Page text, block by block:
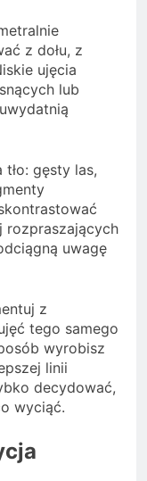
z dołu, z
ujęcia
lub
gęsty las,
rozpraszających
uwagę
z
tego samego
wyrobisz
linii
decydować,
wyciąć.